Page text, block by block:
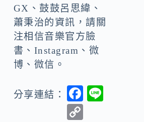
GX、鼓鼓呂思緯、
蕭秉治的資訊，請關
注相信音樂官方臉
書、Instagram、微
博、微信。
分享連結：
F